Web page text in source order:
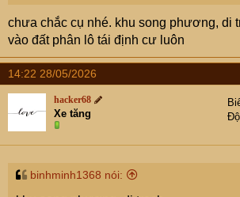
chưa chắc cụ nhé. khu song phương, di
vào đất phân lô tái định cư luôn
14:22 28/05/2026
hacker68
Xe tăng
binhminh1368 nói: